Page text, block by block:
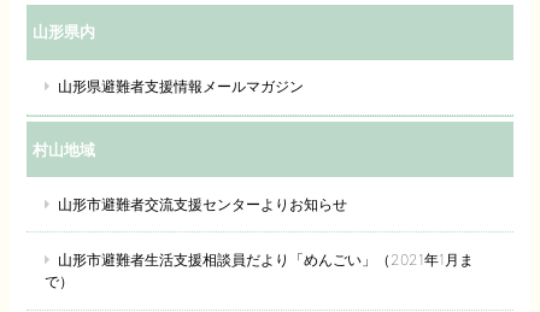
山形県内
山形県避難者支援情報メールマガジン
村山地域
山形市避難者交流支援センターよりお知らせ
山形市避難者生活支援相談員だより「めんごい」（2021年1月ま
で）